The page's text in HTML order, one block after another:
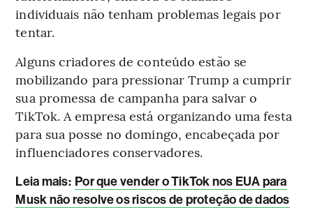
individuais não tenham problemas legais por
tentar.
Alguns criadores de conteúdo estão se
mobilizando para pressionar Trump a cumprir
sua promessa de campanha para salvar o
TikTok. A empresa está organizando uma festa
para sua posse no domingo, encabeçada por
influenciadores conservadores.
Leia mais: Por que vender o TikTok nos EUA para
Musk não resolve os riscos de proteção de dados